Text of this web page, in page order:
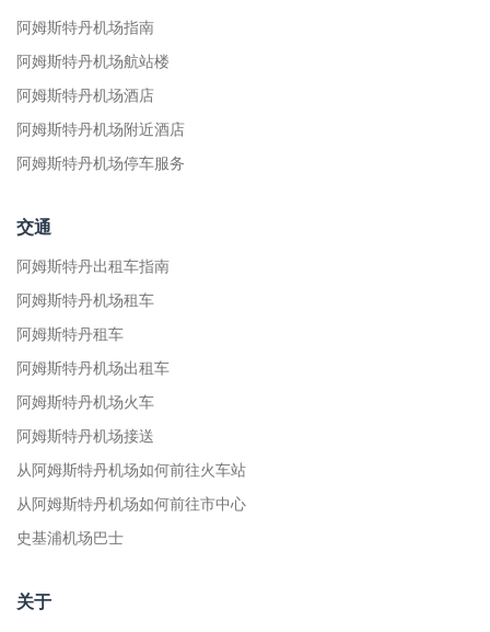
阿姆斯特丹机场指南
阿姆斯特丹机场航站楼
阿姆斯特丹机场酒店
阿姆斯特丹机场附近酒店
阿姆斯特丹机场停车服务
交通
阿姆斯特丹出租车指南
阿姆斯特丹机场租车
阿姆斯特丹租车
阿姆斯特丹机场出租车
阿姆斯特丹机场火车
阿姆斯特丹机场接送
从阿姆斯特丹机场如何前往火车站
从阿姆斯特丹机场如何前往市中心
史基浦机场巴士
关于